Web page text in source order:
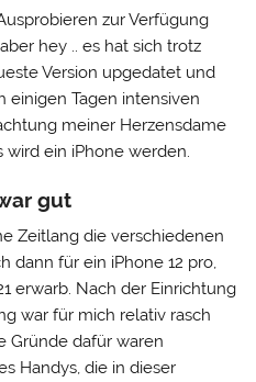
zur Verfügung
hey .. es hat sich trotz
Version upgedatet und
einigen Tagen intensiven
meiner Herzensdame
wird ein iPhone werden.
gut
Zeitlang die verschiedenen
dann für ein iPhone 12 pro,
erwarb. Nach der Einrichtung
war für mich relativ rasch
Gründe dafür waren
Handys, die in dieser